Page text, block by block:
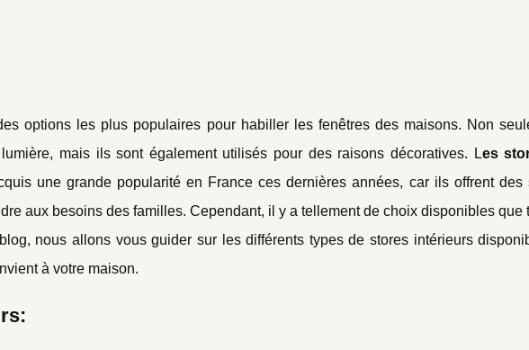
options les plus populaires pour habiller les fenêtres des maisons. Non
mais ils sont également utilisés pour des raisons décoratives. Les
une grande popularité en France ces dernières années, car ils offrent des
aux besoins des familles. Cependant, il y a tellement de choix disponibles que
nous allons vous guider sur les différents types de stores intérieurs
à votre maison.